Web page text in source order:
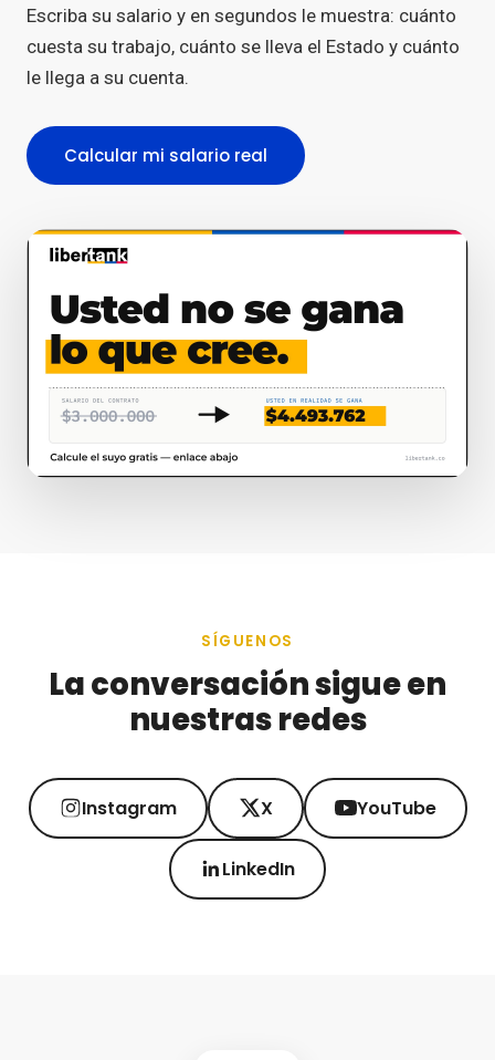
Escriba su salario y en segundos le muestra: cuánto
cuesta su trabajo, cuánto se lleva el Estado y cuánto
le llega a su cuenta.
Calcular mi salario real
SÍGUENOS
La conversación sigue en
nuestras redes
Instagram X YouTube
LinkedIn